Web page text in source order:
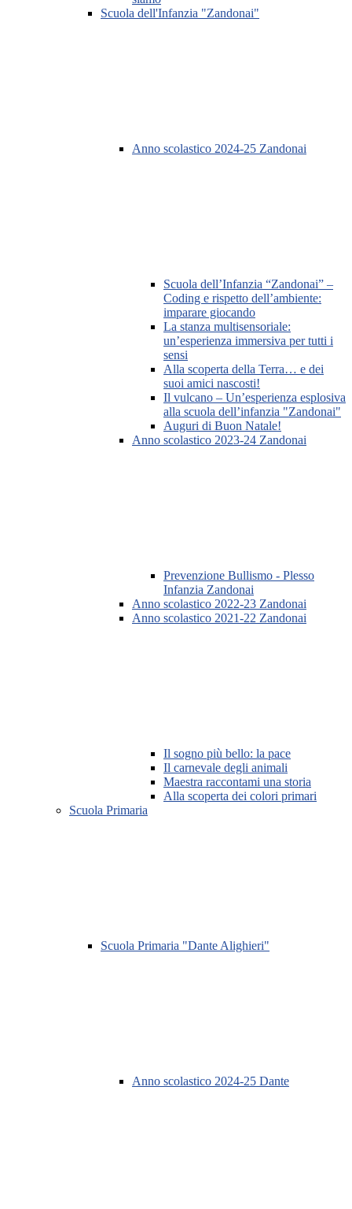
Scuola dell'Infanzia "Zandonai"
Anno scolastico 2024-25 Zandonai
Scuola dell’Infanzia “Zandonai” –
Coding e rispetto dell’ambiente:
imparare giocando
La stanza multisensoriale:
un’esperienza immersiva per tutti i
sensi
Alla scoperta della Terra… e dei
suoi amici nascosti!
Il vulcano – Un’esperienza esplosiva
alla scuola dell’infanzia "Zandonai"
Auguri di Buon Natale!
Anno scolastico 2023-24 Zandonai
Prevenzione Bullismo - Plesso
Infanzia Zandonai
Anno scolastico 2022-23 Zandonai
Anno scolastico 2021-22 Zandonai
Il sogno più bello: la pace
Il carnevale degli animali
Maestra raccontami una storia
Alla scoperta dei colori primari
Scuola Primaria
Scuola Primaria "Dante Alighieri"
Anno scolastico 2024-25 Dante